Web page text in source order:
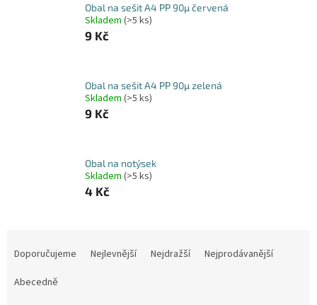
Obal na sešit A4 PP 90µ červená
Skladem (>5 ks)
9 Kč
Obal na sešit A4 PP 90µ zelená
Skladem (>5 ks)
9 Kč
Obal na notýsek
Skladem (>5 ks)
4 Kč
Doporučujeme Nejlevnější Nejdražší
Nejprodávanější
Abecedně